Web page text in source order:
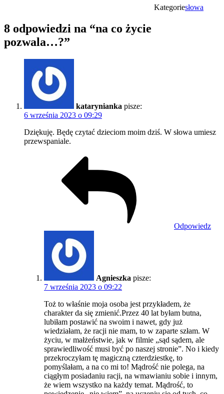
Kategoriesłowa
8 odpowiedzi na “na co życie
pozwala…?”
katarynianka pisze:
6 września 2023 o 09:29
Dziękuję. Będę czytać dzieciom moim dziś. W słowa umiesz
przewspaniale.
Odpowiedz
Agnieszka pisze:
7 września 2023 o 09:22
Toż to właśnie moja osoba jest przykładem, że
charakter da się zmienić.Przez 40 lat byłam butna,
lubiłam postawić na swoim i nawet, gdy już
wiedziałam, że racji nie mam, to w zaparte szłam. W
życiu, w małżeństwie, jak w filmie „sąd sądem, ale
sprawiedliwość musi być po naszej stronie”. No i kiedy
przekroczyłam tę magiczną czterdziestkę, to
pomyślałam, a na co mi to! Mądrość nie polega, na
ciągłym posiadaniu racji, na wmawianiu sobie i innym,
że wiem wszystko na każdy temat. Mądrość, to